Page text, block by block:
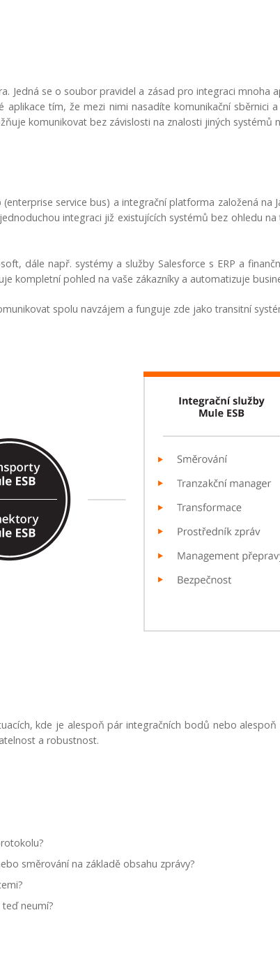
Jedná se o soubor pravidel a zásad pro integraci mnoha
tím, že mezi nimi nasadíte komunikační sběrnici
komunikovat bez závislosti na znalosti jiných systémů
service bus) a integrační platforma založená na
integraci již existujících systémů bez ohledu
dále např. systémy a služby Salesforce s ERP a
kompletní pohled na vaše zákazníky a automatizuje
spolu navzájem a funguje zde jako transitní
kde je alespoň pár integračních bodů nebo
a robustnost.
směrování na základě obsahu zprávy?
neumí?